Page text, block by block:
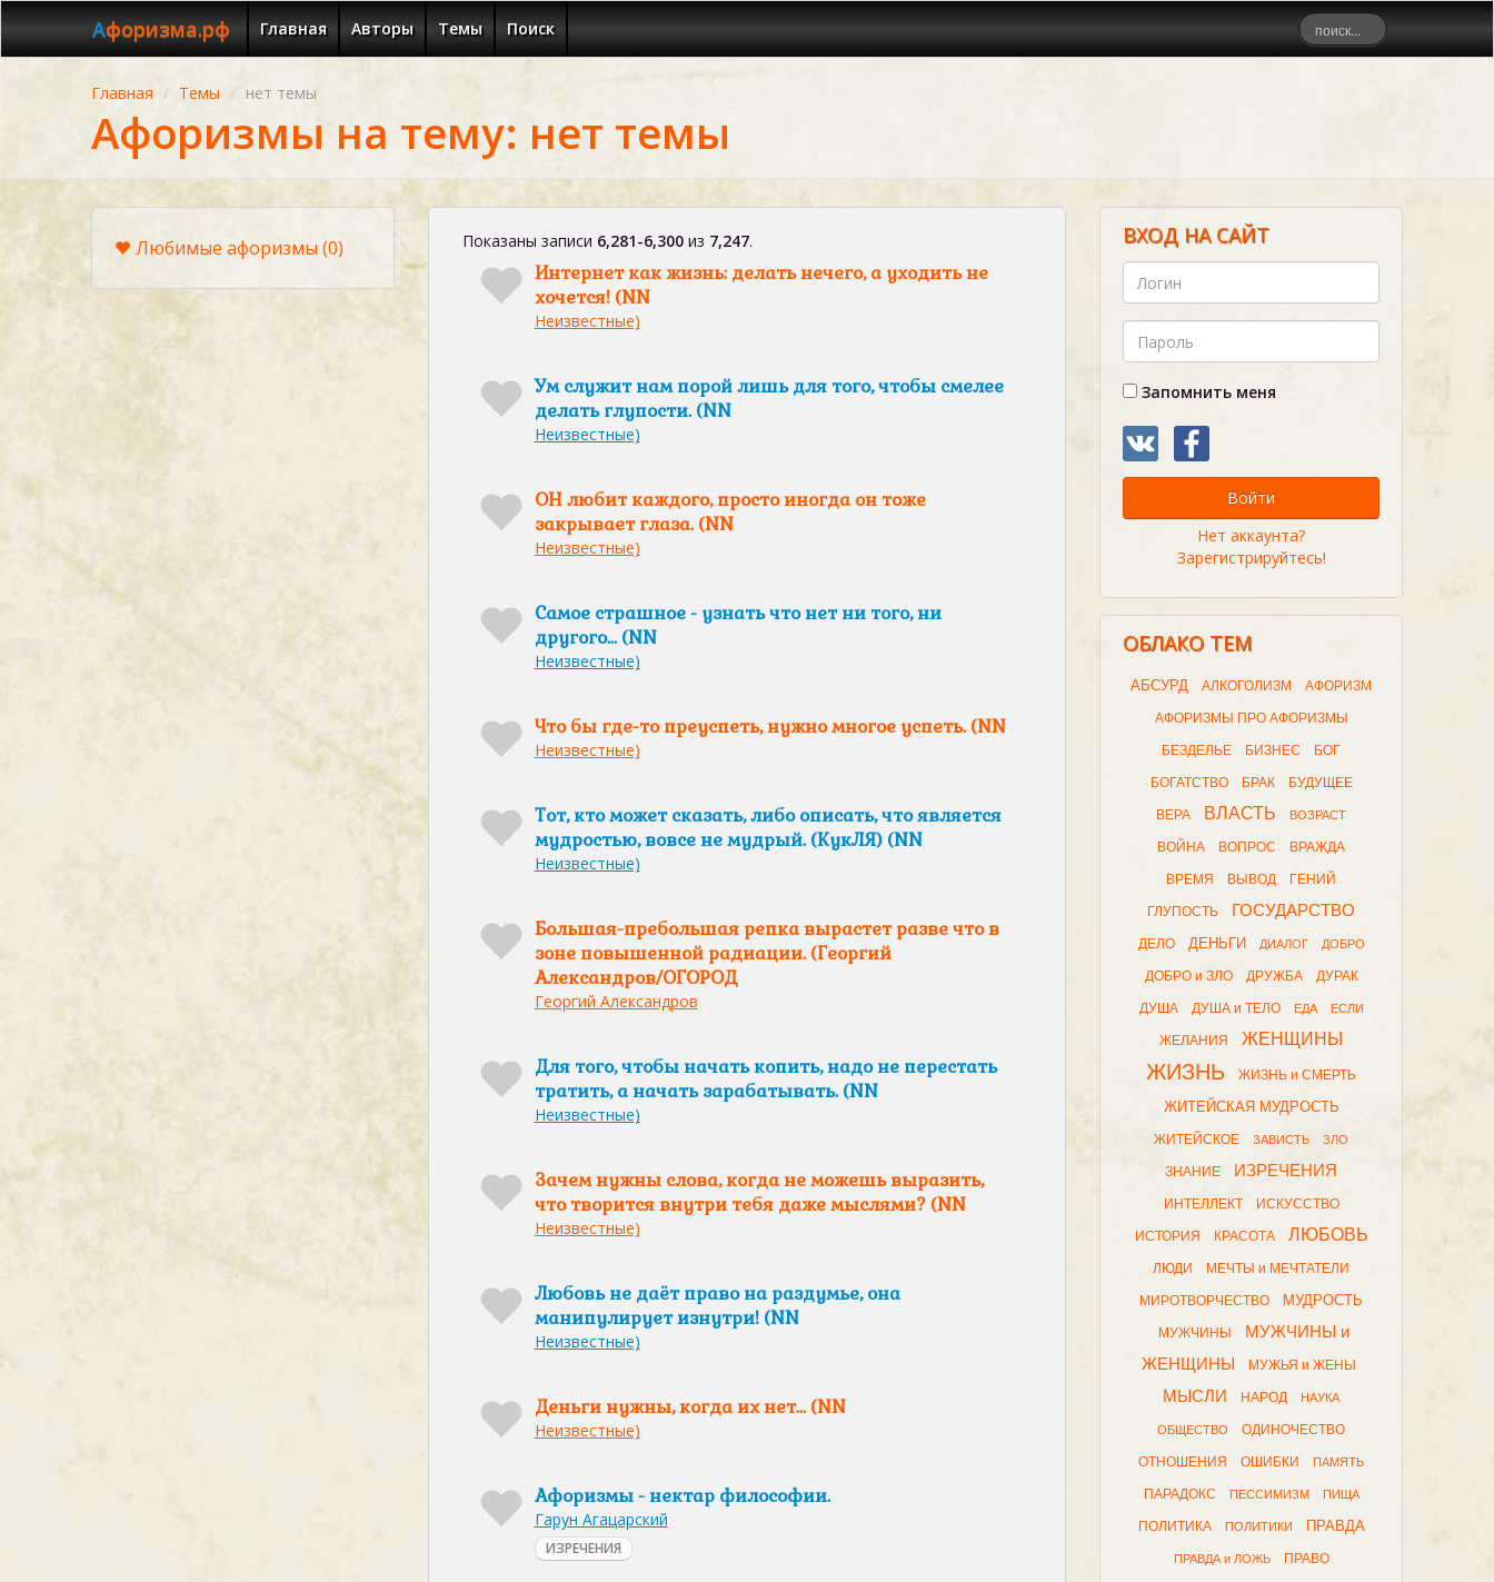
Афоризма.рф Главная Авторы Темы Поиск
Главная Темы нет темы
Афоризмы на тему: нет темы
Любимые афоризмы(0) Показаны записи 6,281-6,300из 7,247.
Интернет как жизнь: делать нечего, а уходить не
хочется! (NN
Неизвестные)
Ум служит нам порой лишь для того, чтобы смелее
делать глупости. (NN
Неизвестные)
ОН любит каждого, просто иногда он тоже
закрывает глаза. (NN
Неизвестные)
Самое страшное - узнать что нет ни того, ни
другого... (NN
Неизвестные)
Что бы где-то преуспеть, нужно многое успеть. (NN
Неизвестные)
Тот, кто может сказать, либо описать, что является
мудростью, вовсе не мудрый. (КукЛЯ) (NN
Неизвестные)
Большая-пребольшая репка вырастет разве что в
зоне повышенной радиации. (Георгий
Александров/ОГОРОД
Георгий Александров
Для того, чтобы начать копить, надо не перестать
тратить, а начать зарабатывать. (NN
Неизвестные)
Зачем нужны слова, когда не можешь выразить,
что творится внутри тебя даже мыслями? (NN
Неизвестные)
Любовь не даёт право на раздумье, она
манипулирует изнутри! (NN
Неизвестные)
Деньги нужны, когда их нет... (NN
Неизвестные)
Афоризмы - нектар философии.
Гарун Агацарский
ИЗРЕЧЕНИЯ
ВХОД НА САЙТ
Запомнить меня
Войти
Нет аккаунта?
Зарегистрируйтесь!
ОБЛАКО ТЕМ
АБСУРД АЛКОГОЛИЗМ АФОРИЗМ
АФОРИЗМЫ ПРО АФОРИЗМЫ
БЕЗДЕЛЬЕ БИЗНЕС БОГ
БОГАТСТВО БРАК БУДУЩЕЕ
ВЕРА ВЛАСТЬ ВОЗРАСТ
ВОЙНА ВОПРОС ВРАЖДА
ВРЕМЯ ВЫВОД ГЕНИЙ
ГЛУПОСТЬ ГОСУДАРСТВО
ДЕЛО ДЕНЬГИ ДИАЛОГ ДОБРО
ДОБРО и ЗЛО ДРУЖБА ДУРАК
ДУША ДУША и ТЕЛО ЕДА ЕСЛИ
ЖЕЛАНИЯ ЖЕНЩИНЫ
ЖИЗНЬ ЖИЗНЬ и СМЕРТЬ
ЖИТЕЙСКАЯ МУДРОСТЬ
ЖИТЕЙСКОЕ ЗАВИСТЬ ЗЛО
ЗНАНИЕ ИЗРЕЧЕНИЯ
ИНТЕЛЛЕКТ ИСКУССТВО
ИСТОРИЯ КРАСОТА ЛЮБОВЬ
ЛЮДИ МЕЧТЫ и МЕЧТАТЕЛИ
МИРОТВОРЧЕСТВО МУДРОСТЬ
МУЖЧИНЫ
МУЖЧИНЫ и
ЖЕНЩИНЫ
МУЖЬЯ и ЖЕНЫ
МЫСЛИ НАРОД НАУКА
ОБЩЕСТВО ОДИНОЧЕСТВО
ОТНОШЕНИЯ ОШИБКИ ПАМЯТЬ
ПАРАДОКС ПЕССИМИЗМ ПИЩА
ПОЛИТИКА ПОЛИТИКИ ПРАВДА
ПРАВДА и ЛОЖЬ ПРАВО